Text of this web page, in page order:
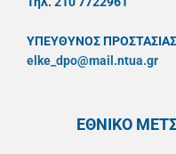
ΥΠΕΥΘYΝΟΣ
elke_dpo@mail.ntua.gr
ΕΘΝΙΚΟ